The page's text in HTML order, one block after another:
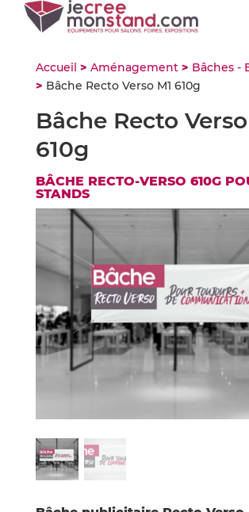
Accueil > Aménagement > Bâches -
> Bâche Recto Verso M1 610g
Bâche Recto Verso
610g
BÂCHE RECTO-VERSO 610G
STANDS